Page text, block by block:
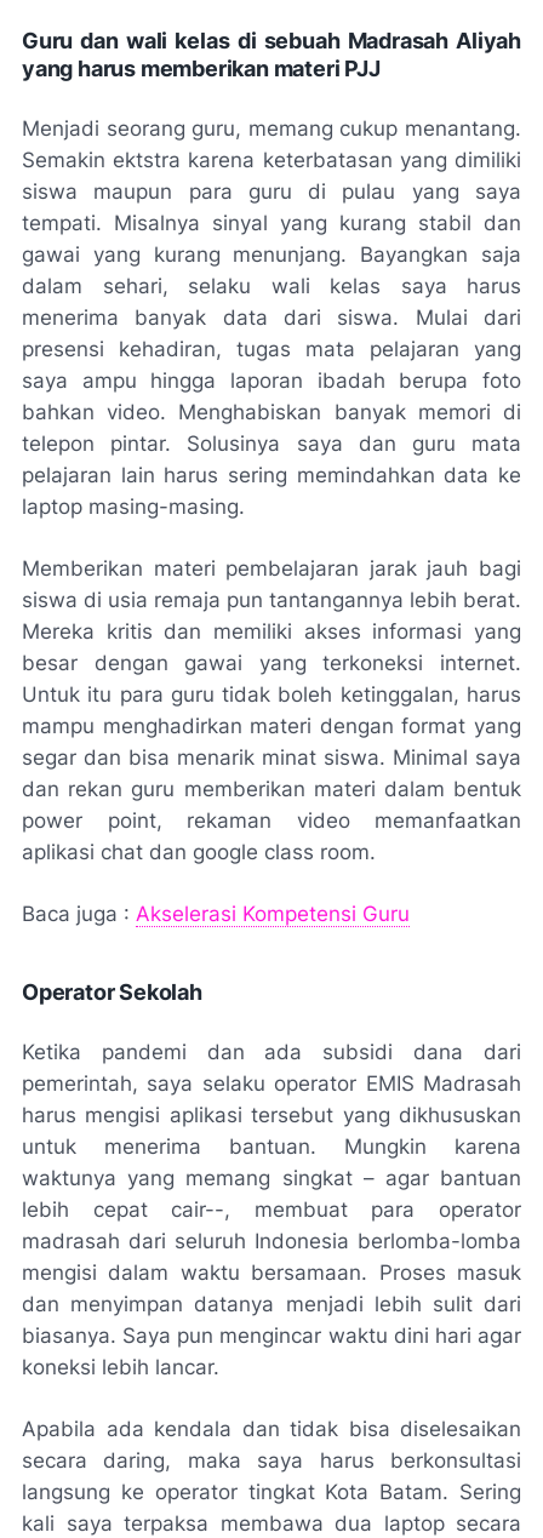
Guru dan wali kelas di sebuah Madrasah Aliyah
yang harus memberikan materi PJJ
Menjadi seorang guru, memang cukup menantang.
Semakin ektstra karena keterbatasan yang dimiliki
siswa maupun para guru di pulau yang saya
tempati. Misalnya sinyal yang kurang stabil dan
gawai yang kurang menunjang. Bayangkan saja
dalam sehari, selaku wali kelas saya harus
menerima banyak data dari siswa. Mulai dari
presensi kehadiran, tugas mata pelajaran yang
saya ampu hingga laporan ibadah berupa foto
bahkan video. Menghabiskan banyak memori di
telepon pintar. Solusinya saya dan guru mata
pelajaran lain harus sering memindahkan data ke
laptop masing-masing.
Memberikan materi pembelajaran jarak jauh bagi
siswa di usia remaja pun tantangannya lebih berat.
Mereka kritis dan memiliki akses informasi yang
besar dengan gawai yang terkoneksi internet.
Untuk itu para guru tidak boleh ketinggalan, harus
mampu menghadirkan materi dengan format yang
segar dan bisa menarik minat siswa. Minimal saya
dan rekan guru memberikan materi dalam bentuk
power point, rekaman video memanfaatkan
aplikasi chat dan google class room.
Baca juga : Akselerasi Kompetensi Guru
Operator Sekolah
Ketika pandemi dan ada subsidi dana dari
pemerintah, saya selaku operator EMIS Madrasah
harus mengisi aplikasi tersebut yang dikhususkan
untuk menerima bantuan. Mungkin karena
waktunya yang memang singkat – agar bantuan
lebih cepat cair--, membuat para operator
madrasah dari seluruh Indonesia berlomba-lomba
mengisi dalam waktu bersamaan. Proses masuk
dan menyimpan datanya menjadi lebih sulit dari
biasanya. Saya pun mengincar waktu dini hari agar
koneksi lebih lancar.
Apabila ada kendala dan tidak bisa diselesaikan
secara daring, maka saya harus berkonsultasi
langsung ke operator tingkat Kota Batam. Sering
kali saya terpaksa membawa dua laptop secara